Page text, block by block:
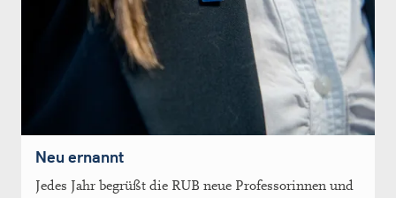
Neu ernannt
Jedes Jahr begrüßt die RUB neue Professorinnen und